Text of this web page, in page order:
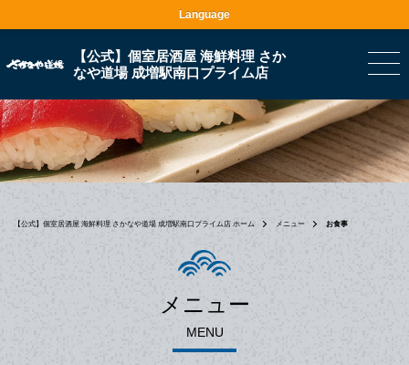
【公式】個室居酒屋 海鮮料理 さか
なや道場 成増駅南口プライム店
【公式】個室居酒屋 海鮮料理 さかなや道場 成増駅南口プライム店 ホーム メニュー お食事
メニュー
MENU
Language